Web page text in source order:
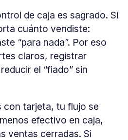
de caja es sagrado. Si
cuánto vendiste:
“para nada”. Por eso
claros, registrar
el “fiado” sin
con tarjeta, tu flujo se
efectivo en caja,
ventas cerradas. Si